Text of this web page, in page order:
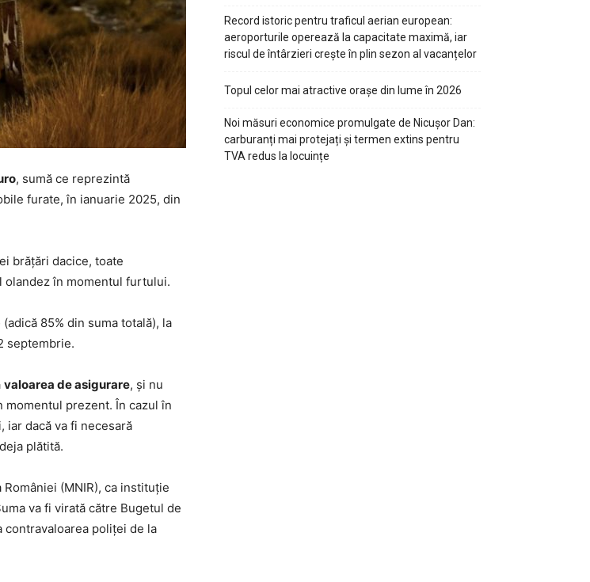
, sumă ce reprezintă
furate, în ianuarie 2025, din
brățări dacice, toate
olandez în momentul furtului.
85% din suma totală), la
septembrie.
valoarea de asigurare, și nu
momentul prezent. În cazul în
dacă va fi necesară
plătită.
(MNIR), ca instituție
va fi virată către Bugetul de
poliței de la
Record istoric pentru traficul aerian european:
aeroporturile operează la capacitate maximă, iar
riscul de întârzieri crește în plin sezon al vacanțelor
Topul celor mai atractive orașe din lume în 2026
Noi măsuri economice promulgate de Nicușor Dan:
carburanți mai protejați și termen extins pentru
TVA redus la locuințe